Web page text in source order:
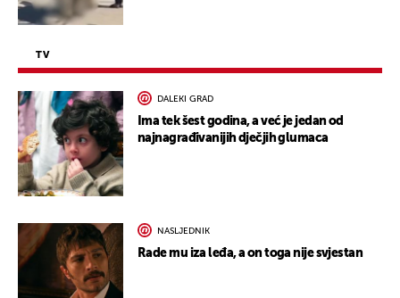
TV
DALEKI GRAD
Ima tek šest godina, a već je jedan od
najnagrađivanijih dječjih glumaca
NASLJEDNIK
Rade mu iza leđa, a on toga nije svjestan